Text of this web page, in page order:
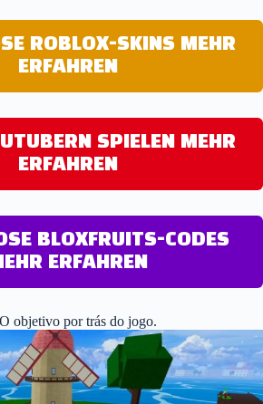
ROBLOX-SKINS MEHR
ERFAHREN
SPIELEN MEHR
ERFAHREN
BLOXFRUITS-CODES
ERFAHREN
objetivo por trás do jogo.